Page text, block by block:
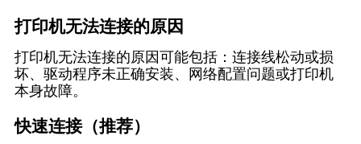
打印机无法连接的原因
打印机无法连接的原因可能包括：连接线松动或损
坏、驱动程序未正确安装、网络配置问题或打印机
本身故障。
快速连接（推荐）